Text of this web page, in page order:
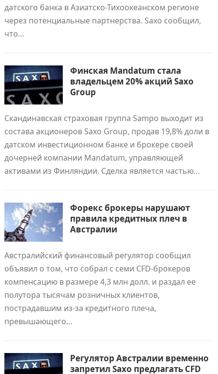
датского банка в Азиатско-Тихоокеанском регионе
через потенциальные партнерства. Saxo сообщил,
что…
Финская Mandatum стала
владельцем 20% акций Saxo
Group
Скандинавская страховая группа Sampo выходит из
состава акционеров Saxo Group, продав 19,8% доли в
датском инвестиционном банке и брокере своей
дочерней компании Mandatum, управляющей
активами из Финляндии. Сделка является частью…
Форекс брокеры нарушают
правила кредитных плеч в
Австралии
Австралийский финансовый регулятор сообщил
объявил о том, что собрал с семи CFD-брокеров
компенсацию в размере 4,3 млн долл. и раздал ее
полутора тысячам розничных клиентов,
пострадавшим из-за кредитного плеча,
превышающего…
Регулятор Австралии временно
запретил Saxo предлагать CFD